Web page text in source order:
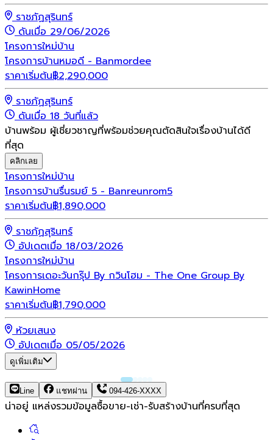
ราชภัฏสุรินทร์
ดันเมื่อ 29/06/2026
โครงการใหม่บ้าน
โครงการบ้านหมอดี - Banmordee
ราคาเริ่มต้น฿2,290,000
ราชภัฏสุรินทร์
ดันเมื่อ 18 วันที่แล้ว
บ้านพร้อม ผู้เชี่ยวชาญที่พร้อมช่วยคุณตัดสินใจเรื่องบ้านได้ดี
ที่สุด
คลิกเลย
โครงการใหม่บ้าน
โครงการบ้านรื่นรมย์ 5 - Banreunrom5
ราคาเริ่มต้น฿1,890,000
ราชภัฏสุรินทร์
อัปเดตเมื่อ 18/03/2026
โครงการใหม่บ้าน
โครงการเดอะวันกรุ๊ป By กวินโฮม - The One Group By
KawinHome
ราคาเริ่มต้น฿1,790,000
ห้วยเสนง
อัปเดตเมื่อ 05/05/2026
ดูเพิ่มเติม
Line แชทผ่าน 094-426-XXXX
น่าอยู่ แหล่งรวมข้อมูลซื้อขาย-เช่า-รับสร้างบ้านที่ครบที่สุด